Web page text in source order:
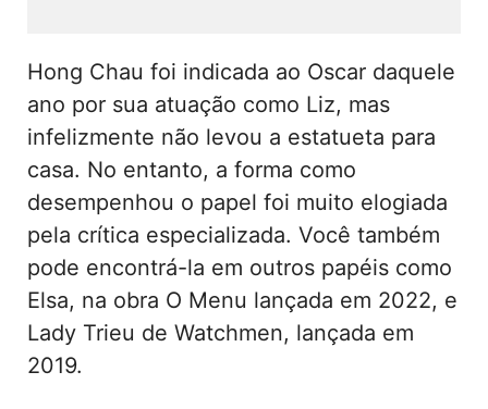
Hong Chau foi indicada ao Oscar daquele
ano por sua atuação como Liz, mas
infelizmente não levou a estatueta para
casa. No entanto, a forma como
desempenhou o papel foi muito elogiada
pela crítica especializada. Você também
pode encontrá-la em outros papéis como
Elsa, na obra O Menu lançada em 2022, e
Lady Trieu de Watchmen, lançada em
2019.